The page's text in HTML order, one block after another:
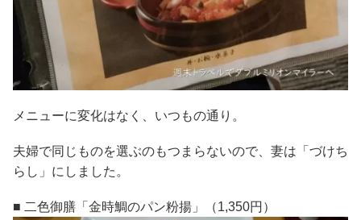
メニューに変化はなく、いつもの通り。
夫婦で同じものを選ぶのもつまらないので、妻は「づけち
らし」にしました。
■ 二色御膳「金時鯛のパン粉揚」（1,350円）